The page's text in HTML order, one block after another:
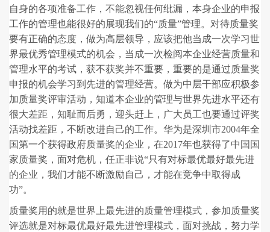
自身的各项准备工作，不能忽视任何纰漏，本身企业的申报
工作的管理也能很好的展现我们的“质量”管理。对待质量奖
要有正确的态度，做为高层领导，应该把他当成一次学习世
界最优秀管理模式的机会，当成一次检阅本企业经营质量和
管理水平的考试，获不获奖并不重要，重要的是通过质量奖
申报的机会学习到先进的管理经营。做为中层干部应积极参
加质量奖评审活动，知道本企业的管理与世界先进水平还有
很大差距，知耻而后勇，迎头赶上，广大员工也要通过评奖
活动找差距，不断改进自己的工作。华为是深圳市2004年全
国第一个获得政府质量奖的企业，在2017年也获得了中国国
家质量奖，面对危机，任正非说“只有对标最优最好最先进
的企业，我们才能不断激励自己，才能在竞争中取得成
功”。
质量奖用的就是世界上最先进的质量管理模式，参加质量奖
评选就是对标最优最好最先进管理模式，面对挑战，努力学